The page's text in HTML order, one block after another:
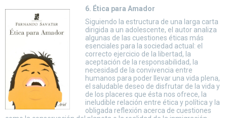
6. Ética para Amador
Siguiendo la estructura de una larga carta
dirigida a un adolescente, el autor analiza
algunas de las cuestiones éticas más
esenciales para la sociedad actual: el
correcto ejercicio de la libertad, la
aceptación de la responsabilidad, la
necesidad de la convivencia entre
humanos para poder llevar una vida plena,
el saludable deseo de disfrutar de la vida y
de los placeres que ésta nos ofrece, la
ineludible relación entre ética y política y la
obligada reflexión acerca de cuestiones